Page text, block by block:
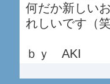
何だか新しい
れしいです（
ｂｙ AKI